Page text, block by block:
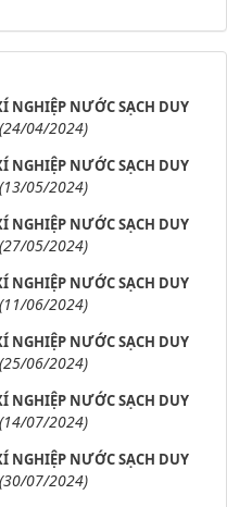
NGHIỆP NƯỚC SẠCH DUY
(24/04/2024)
NGHIỆP NƯỚC SẠCH DUY
(13/05/2024)
NGHIỆP NƯỚC SẠCH DUY
(27/05/2024)
NGHIỆP NƯỚC SẠCH DUY
(11/06/2024)
NGHIỆP NƯỚC SẠCH DUY
(25/06/2024)
NGHIỆP NƯỚC SẠCH DUY
(14/07/2024)
NGHIỆP NƯỚC SẠCH DUY
(30/07/2024)